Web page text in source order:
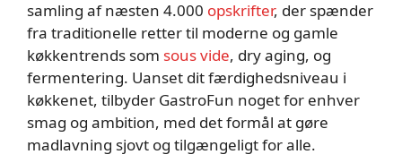
samling af næsten 4.000 opskrifter, der spænder
fra traditionelle retter til moderne og gamle
køkkentrends som sous vide, dry aging, og
fermentering. Uanset dit færdighedsniveau i
køkkenet, tilbyder GastroFun noget for enhver
smag og ambition, med det formål at gøre
madlavning sjovt og tilgængeligt for alle.